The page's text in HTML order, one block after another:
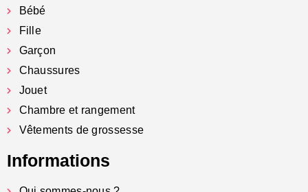
Bébé
Fille
Garçon
Chaussures
Jouet
Chambre et rangement
Vêtements de grossesse
Informations